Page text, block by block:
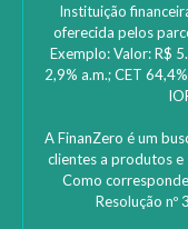
Instituição
oferecida pelos
Exemplo: Valor: R$
2,9% a.m.; CET
A FinanZero é um
clientes a produtos
Como
Resolução nº